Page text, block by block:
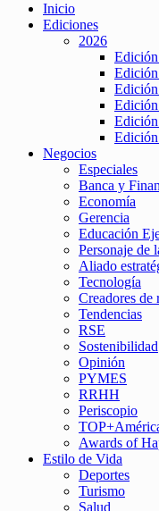
Inicio
Ediciones
2026
Edición
Negocios
Especiales
Banca y
Economía
Gerencia
Educación
Personaje de
Aliado
Tecnología
Creadores de
Tendencias
RSE
Sostenibilidad
Opinión
PYMES
RRHH
Periscopio
Awards of
Estilo de Vida
Deportes
Turismo
Salud